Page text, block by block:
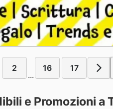
2
...
16 17
e Promozioni a